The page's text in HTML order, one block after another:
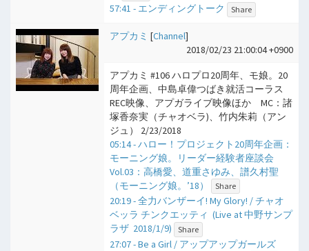
57:41 - エンディングトーク Share
アプカミ [Channel]
2018/02/23 21:00:04 +0900
アプカミ #106 ハロプロ20周年、モ娘。20
周年企画、中島卓偉つばき就活コーラス
REC映像、アプガライブ映像ほか MC：諸
塚香奈実（チャオベラ)、竹内朱莉（アン
ジュ） 2/23/2018
05:14 - ハロー！プロジェクト20周年企画：
モーニング娘。リーダー経験者座談会
Vol.03：高橋愛、道重さゆみ、譜久村聖
（モーニング娘。’18）
Share
20:19 - 全力バンザーイ! My Glory! / チャオ
ベッラ チンクエッティ (Live at 中野サンプ
ラザ 2018/1/9)
Share
27:07 - Be a Girl / アップアップガールズ